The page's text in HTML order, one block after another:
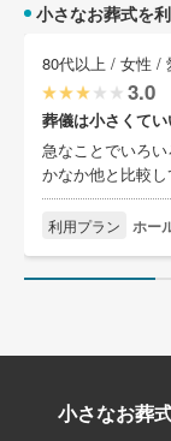
小さなお葬式を
80代以上 / 女性 /
3.0
葬儀は小さくて
急なことでいろ
かなか他と比較
利用プラン ホー
小さなお葬